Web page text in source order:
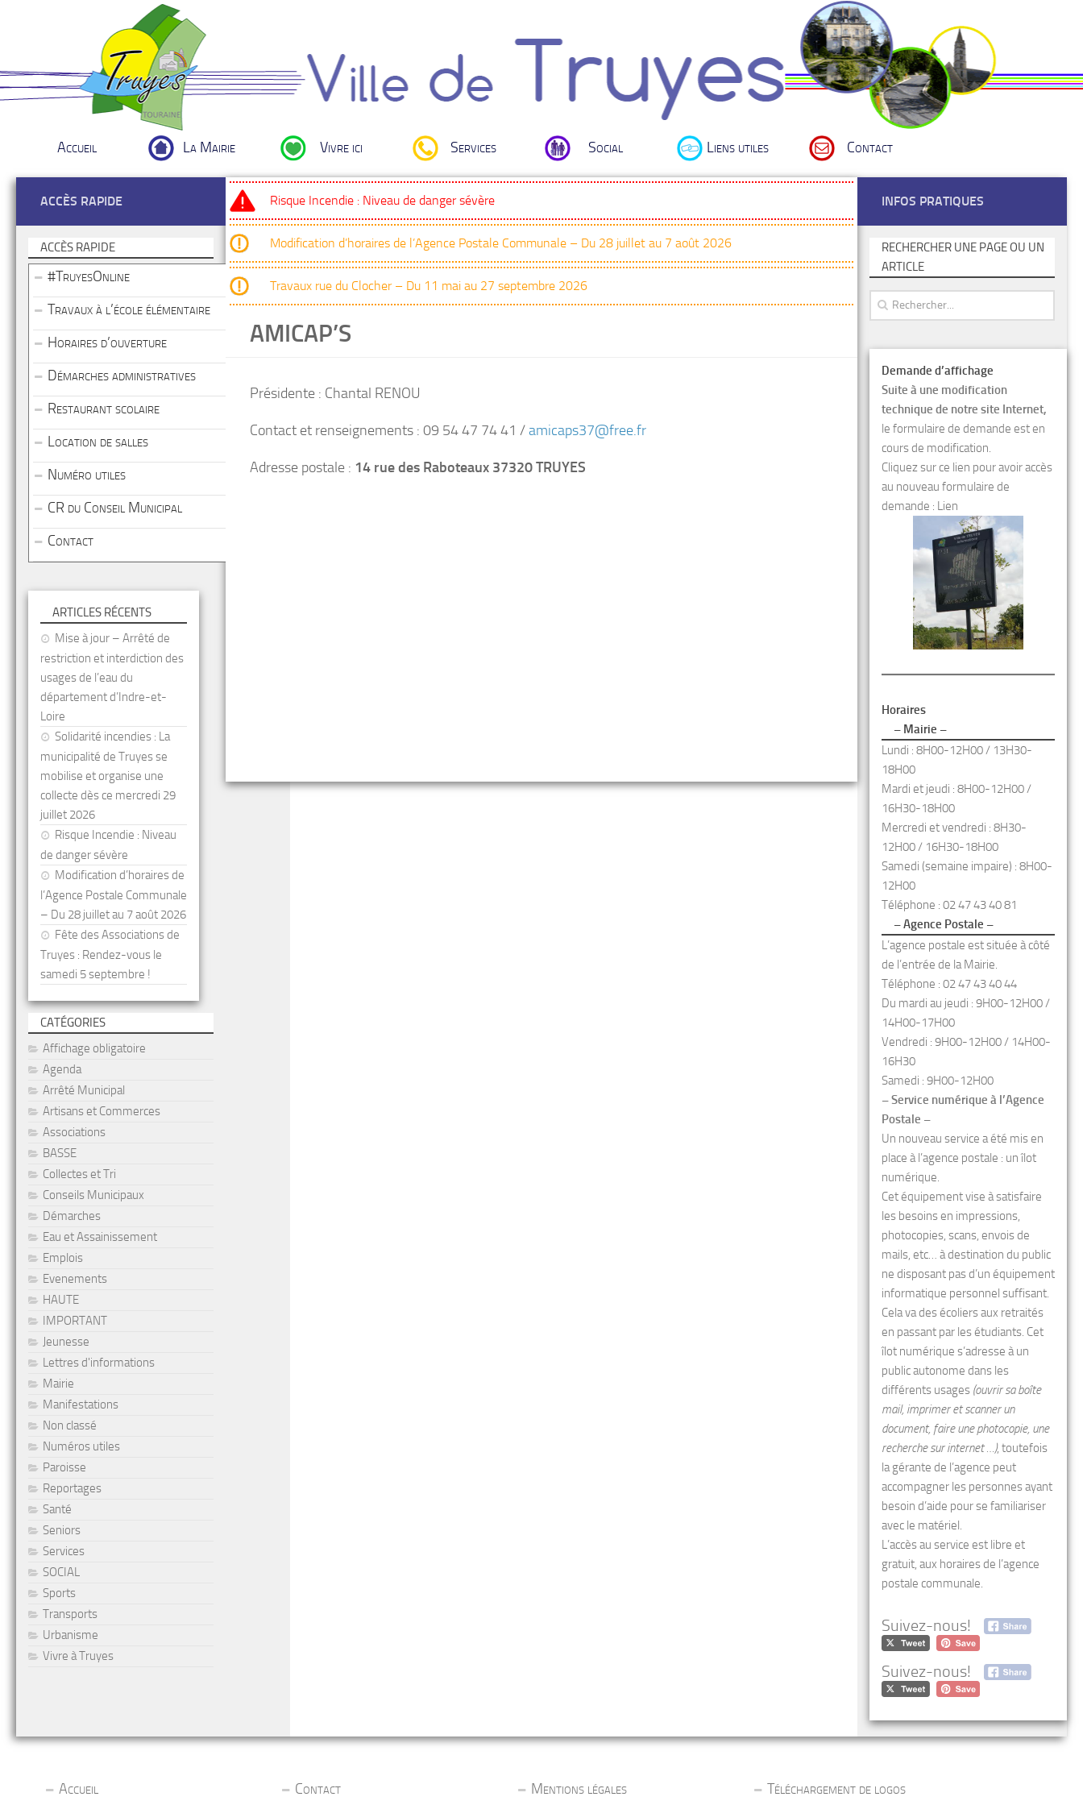
Accueil La Mairie Vivre ici Services Social Liens utiles Contact
Risque Incendie : Niveau de danger sévère
Modification d’horaires de l’Agence Postale Communale – Du 28 juillet au 7 août 2026
Travaux rue du Clocher – Du 11 mai au 27 septembre 2026
AMICAP’S
Présidente : Chantal RENOU
Contact et renseignements : 09 54 47 74 41 /amicaps37@free.fr
Adresse postale : 14 rue des Raboteaux 37320 TRUYES
ACCÈS RAPIDE
ACCÈS RAPIDE
#TruyesOnline
Travaux à l’école élémentaire
Horaires d’ouverture
Démarches administratives
Restaurant scolaire
Location de salles
Numéro utiles
CR du Conseil Municipal
Contact
ARTICLES RÉCENTS
Mise à jour – Arrêté de
restriction et interdiction des
usages de l’eau du
département d’Indre-et-
Loire
Solidarité incendies : La
municipalité de Truyes se
mobilise et organise une
collecte dès ce mercredi 29
juillet 2026
Risque Incendie : Niveau
de danger sévère
Modification d’horaires de
l’Agence Postale Communale
– Du 28 juillet au 7 août 2026
Fête des Associations de
Truyes : Rendez-vous le
samedi 5 septembre !
CATÉGORIES
Affichage obligatoire
Agenda
Arrêté Municipal
Artisans et Commerces
Associations
BASSE
Collectes et Tri
Conseils Municipaux
Démarches
Eau et Assainissement
Emplois
Evenements
HAUTE
IMPORTANT
Jeunesse
Lettres d'informations
Mairie
Manifestations
Non classé
Numéros utiles
Paroisse
Reportages
Santé
Seniors
Services
SOCIAL
Sports
Transports
Urbanisme
Vivre à Truyes
INFOS PRATIQUES
RECHERCHER UNE PAGE OU UN
ARTICLE
Demande d’affichage
Suite à une modification
technique de notre site Internet,
le formulaire de demande est en
cours de modification.
Cliquez sur ce lien pour avoir accès
au nouveau formulaire de
demande : Lien
Horaires
– Mairie –
Lundi : 8H00-12H00 / 13H30-
18H00
Mardi et jeudi : 8H00-12H00 /
16H30-18H00
Mercredi et vendredi : 8H30-
12H00 / 16H30-18H00
Samedi (semaine impaire) : 8H00-
12H00
Téléphone : 02 47 43 40 81
– Agence Postale –
L’agence postale est située à côté
de l’entrée de la Mairie.
Téléphone : 02 47 43 40 44
Du mardi au jeudi : 9H00-12H00 /
14H00-17H00
Vendredi : 9H00-12H00 / 14H00-
16H30
Samedi : 9H00-12H00
– Service numérique à l’Agence
Postale –
Un nouveau service a été mis en
place à l’agence postale : un îlot
numérique.
Cet équipement vise à satisfaire
les besoins en impressions,
photocopies, scans, envois de
mails, etc… à destination du public
ne disposant pas d’un équipement
informatique personnel suffisant.
Cela va des écoliers aux retraités
en passant par les étudiants. Cet
îlot numérique s’adresse à un
public autonome dans les
différents usages (ouvrir sa boîte
mail, imprimer et scanner un
document, faire une photocopie, une
recherche sur internet …), toutefois
la gérante de l’agence peut
accompagner les personnes ayant
besoin d’aide pour se familiariser
avec le matériel.
L’accès au service est libre et
gratuit, aux horaires de l’agence
postale communale.
Suivez-nous!
Suivez-nous!
Accueil Contact Mentions légales Téléchargement de logos